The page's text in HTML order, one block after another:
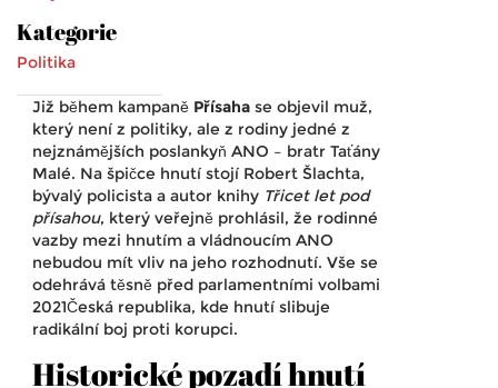
Kategorie
Politika
Již během kampaně Přísaha se objevil muž,
který není z politiky, ale z rodiny jedné z
nejznámějších poslankyň ANO – bratr Taťány
Malé. Na špičce hnutí stojí Robert Šlachta,
bývalý policista a autor knihy Třicet let pod
přísahou, který veřejně prohlásil, že rodinné
vazby mezi hnutím a vládnoucím ANO
nebudou mít vliv na jeho rozhodnutí. Vše se
odehrává těsně před parlamentními volbami
2021Česká republika, kde hnutí slibuje
radikální boj proti korupci.
Historické pozadí hnutí